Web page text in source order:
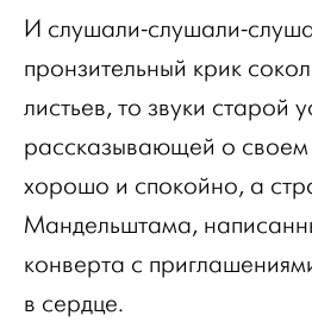
И слушали-слушали-
пронзительный крик
листьев, то звуки старой
рассказывающей о
хорошо и спокойно, а
Мандельштама,
конверта с
в сердце.